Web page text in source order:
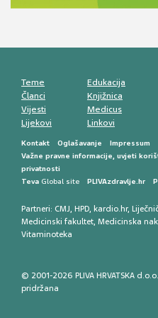
smetnji do rane
Teme
Članci
Vijesti
Lijekovi
Edukacija
Knjižnica
Medicus
Linkovi
Kontakt Oglašavanje
Impressum
Važne pravne informacije, uvjeti
privatnosti
Teva Global site PLIVAzdravlje.hr
Partneri: CMJ, HPD, kardio.hr,
Medicinski fakultet, Medicinska
Vitaminoteka
© 2001-2026 PLIVA HRVATSKA
pridržana